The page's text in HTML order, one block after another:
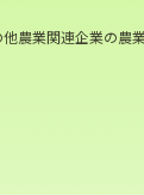
他農業関連企業の農